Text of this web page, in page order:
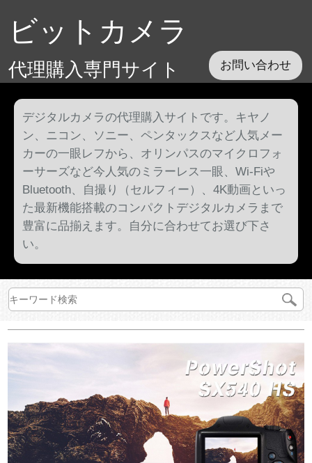
ビットカメラ
代理購入専門サイト お問い合わせ
デジタルカメラの代理購入サイトです。キヤノ
ン、ニコン、ソニー、ペンタックスなど人気メー
カーの一眼レフから、オリンパスのマイクロフォ
ーサーズなど今人気のミラーレス一眼、Wi-Fiや
Bluetooth、自撮り（セルフィー）、4K動画といっ
た最新機能搭載のコンパクトデジタルカメラまで
豊富に品揃えます。自分に合わせてお選び下さ
い。